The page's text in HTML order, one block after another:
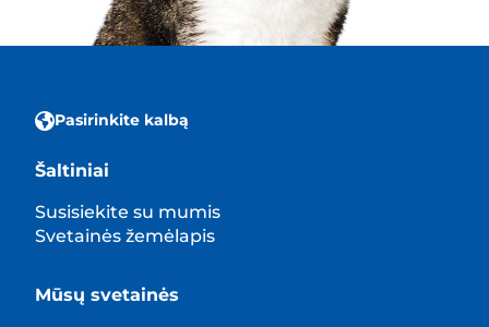
Pasirinkite kalbą
Šaltiniai
Susisiekite su mumis
Svetainės žemėlapis
Mūsų svetainės